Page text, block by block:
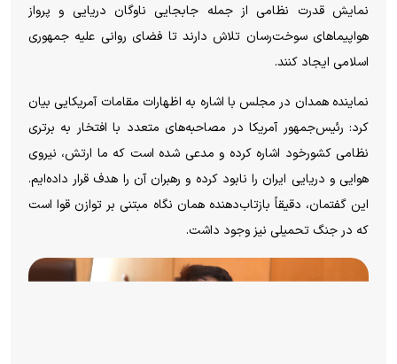
نمایش قدرت نظامی از جمله جابجایی ناوگان دریایی و پرواز
هواپیما‌های سوخت‌رسان تلاش دارند تا فضای روانی علیه جمهوری
اسلامی ایجاد کنند.
نماینده همدان در مجلس با اشاره به اظهارات مقامات آمریکایی بیان
کرد: رئیس‌جمهور آمریکا در مصاحبه‌های متعدد با افتخار به برتری
نظامی کشورخود اشاره کرده و مدعی شده است که ما ارتش، نیروی
هوایی و دریایی ایران را نابود کرده و رهبران آن را هدف قرار داده‌ایم.
این گفتمان، دقیقاً بازتاب‌دهنده همان نگاه مبتنی بر توازن قوا است
که در جنگ تحمیلی نیز وجود داشت.